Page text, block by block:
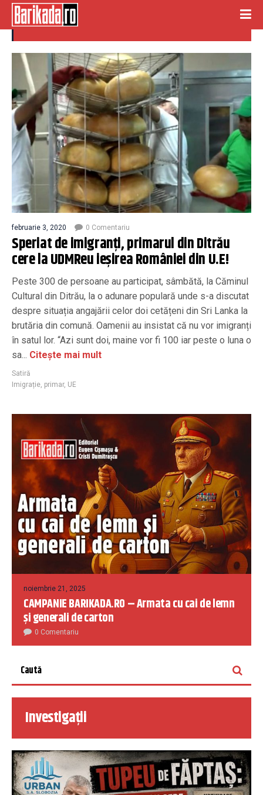
Imigrație
februarie 3, 2020 0 Comentariu
Speriat de imigranți, primarul din Ditrău
cere la UDMReu ieșirea României din U.E!
Peste 300 de persoane au participat, sâmbătă, la Căminul
Cultural din Ditrău, la o adunare populară unde s-a discutat
despre situația angajării celor doi cetățeni din Sri Lanka la
brutăria din comună. Oamenii au insistat că nu vor imigranți
în satul lor. “Azi sunt doi, maine vor fi 100 iar peste o luna o
sa... Citește mai mult
Satiră
Imigrație, primar, UE
noiembrie 21, 2025
CAMPANIE BARIKADA.RO – Armata cu cai de lemn
și generali de carton
0 Comentariu
Investigații